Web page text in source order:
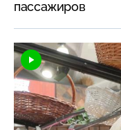
пассажиров